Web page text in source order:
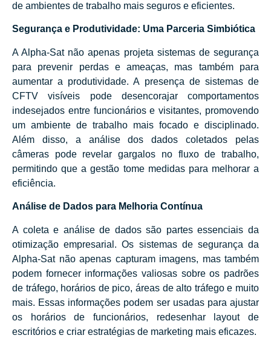
de ambientes de trabalho mais seguros e eficientes.
Segurança e Produtividade: Uma Parceria Simbiótica
A Alpha-Sat não apenas projeta sistemas de segurança
para prevenir perdas e ameaças, mas também para
aumentar a produtividade. A presença de sistemas de
CFTV visíveis pode desencorajar comportamentos
indesejados entre funcionários e visitantes, promovendo
um ambiente de trabalho mais focado e disciplinado.
Além disso, a análise dos dados coletados pelas
câmeras pode revelar gargalos no fluxo de trabalho,
permitindo que a gestão tome medidas para melhorar a
eficiência.
Análise de Dados para Melhoria Contínua
A coleta e análise de dados são partes essenciais da
otimização empresarial. Os sistemas de segurança da
Alpha-Sat não apenas capturam imagens, mas também
podem fornecer informações valiosas sobre os padrões
de tráfego, horários de pico, áreas de alto tráfego e muito
mais. Essas informações podem ser usadas para ajustar
os horários de funcionários, redesenhar layout de
escritórios e criar estratégias de marketing mais eficazes.